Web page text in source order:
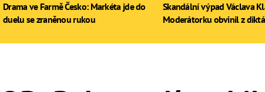
Drama ve Farmě Česko: Markéta jde do
duelu se zraněnou rukou
Skandální výpad Václava
Moderátorku obvinil z